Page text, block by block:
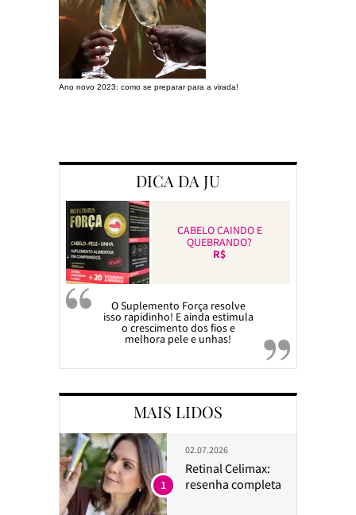
Ano novo 2023: como se preparar para a virada!
DICA DA JU
CABELO CAINDO E
QUEBRANDO?
R$
O Suplemento Força resolve
isso rapidinho! E ainda estimula
o crescimento dos fios e
melhora pele e unhas!
MAIS LIDOS
02.07.2026
Retinal Celimax:
resenha completa
1